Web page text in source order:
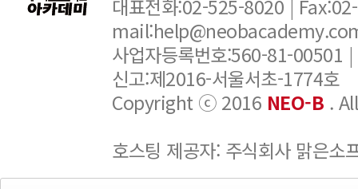
대표전화:02-525-8020 |
사업자등록번호:560-81-00501
신고:제2016-서울서초-1774호
Copyright ⓒ 2016 NEO-B .
호스팅 제공자: 주식회사 맑은소